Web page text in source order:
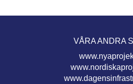
VÅRA ANDRA